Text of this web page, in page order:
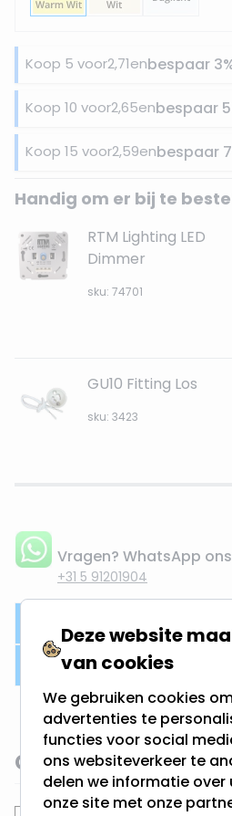
Koop 5 voor2,71enbespaar 3
Koop 10 voor2,65enbespaar 5
Koop 15 voor2,59enbespaar 7
Handig om er bij te
RTM Lighting LED
Dimmer
sku: 74701
GU10 Fitting Los
sku: 3423
Vragen? WhatsApp
+31 5 91201904
Product
Gerelateerde
Deze website
van cookies
We gebruiken cookies
advertenties te
functies voor social
ons websiteverkeer te
delen we informatie over
onze site met onze